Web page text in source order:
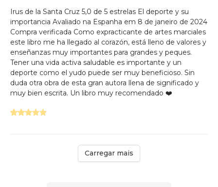
Irus de la Santa Cruz 5,0 de 5 estrelas El deporte y su
importancia Avaliado na Espanha em 8 de janeiro de 2024
Compra verificada Como expracticante de artes marciales
este libro me ha llegado al corazón, está lleno de valores y
enseñanzas muy importantes para grandes y peques.
Tener una vida activa saludable es importante y un
deporte como el yudo puede ser muy beneficioso. Sin
duda otra obra de esta gran autora llena de significado y
muy bien escrita. Un libro muy recomendado ❤️
Carregar mais